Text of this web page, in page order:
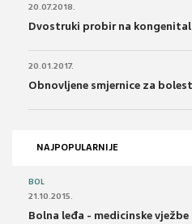
20.07.2018.
Dvostruki probir na
20.01.2017.
Obnovljene smjernice za
NAJPOPULARNIJE
BOL
21.10.2015.
Bolna leđa - medicinske vježbe